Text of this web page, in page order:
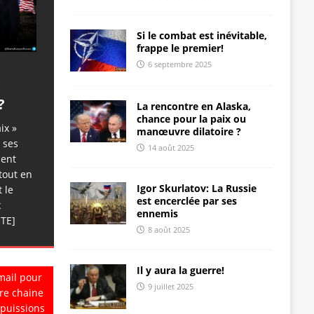
»
en
le
pour
chaine
Si le combat est inévitable,
frappe le premier!
6 septembre 2025
La rencontre en Alaska,
chance pour la paix ou
manœuvre dilatoire ?
14 août 2025
Igor Skurlatov: La Russie
est encerclée par ses
ennemis
8 août 2025
Il y aura la guerre!
9 juillet 2025